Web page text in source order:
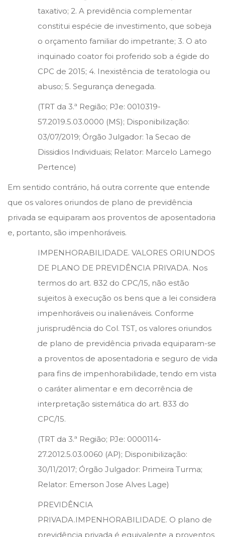
taxativo; 2. A previdência complementar
constitui espécie de investimento, que sobeja
o orçamento familiar do impetrante; 3. O ato
inquinado coator foi proferido sob a égide do
CPC de 2015; 4. Inexistência de teratologia ou
abuso; 5. Segurança denegada.
(TRT da 3.ª Região; PJe: 0010319-
57.2019.5.03.0000 (MS); Disponibilização:
03/07/2019; Órgão Julgador: 1a Secao de
Dissidios Individuais; Relator: Marcelo Lamego
Pertence)
Em sentido contrário, há outra corrente que entende
que os valores oriundos de plano de previdência
privada se equiparam aos proventos de aposentadoria
e, portanto, são impenhoráveis.
IMPENHORABILIDADE. VALORES ORIUNDOS
DE PLANO DE PREVIDÊNCIA PRIVADA. Nos
termos do art. 832 do CPC/15, não estão
sujeitos à execução os bens que a lei considera
impenhoráveis ou inalienáveis. Conforme
jurisprudência do Col. TST, os valores oriundos
de plano de previdência privada equiparam-se
a proventos de aposentadoria e seguro de vida
para fins de impenhorabilidade, tendo em vista
o caráter alimentar e em decorrência de
interpretação sistemática do art. 833 do
CPC/15.
(TRT da 3.ª Região; PJe: 0000114-
27.2012.5.03.0060 (AP); Disponibilização:
30/11/2017; Órgão Julgador: Primeira Turma;
Relator: Emerson Jose Alves Lage)
PREVIDÊNCIA
PRIVADA.IMPENHORABILIDADE. O plano de
previdência privada é equivalente a proventos